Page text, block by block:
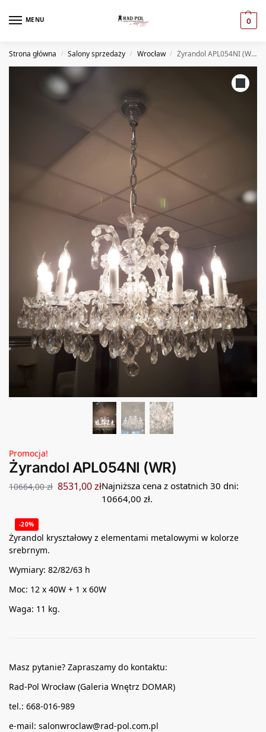
MENU 0
Strona główna / Salony sprzedaży / Wrocław / Żyrandol APL054NI (WR)
Promocja!
Żyrandol APL054NI (WR)
10664,00zł 8531,00złNajniższa cena z ostatnich 30 dni:
10664,00 zł.
-20%
Żyrandol kryształowy z elementami metalowymi w kolorze
srebrnym.
Wymiary: 82/82/63 h
Moc: 12 x 40W + 1 x 60W
Waga: 11 kg.
Masz pytanie? Zapraszamy do kontaktu:
Rad-Pol Wrocław (Galeria Wnętrz DOMAR)
tel.: 668-016-989
e-mail: salonwroclaw@rad-pol.com.pl